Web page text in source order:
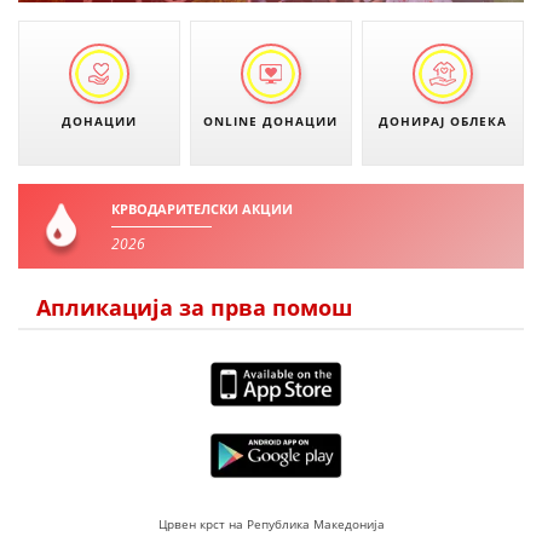
ДОГОВОРИ
ЗНАЧЕЊЕ НА СЛУЖБАТА ЗА БАРАЊЕ
ЗДРАВСТВЕНО ПРЕВЕНТИВНА ДЕЈНОСТ
ПРВА ПОМОШ
КРВОДАРИТЕЛСТВО
МЕНАЏМЕНТ НА ВОЛОНТЕРИ
ДОНАЦИИ ONLINE ДОНАЦИИ ДОНИРАЈ ОБЛЕКА
КРВОДАРИТЕЛСКИ АКЦИИ
2026
Апликација за прва помош
Црвен крст на Република Македонија